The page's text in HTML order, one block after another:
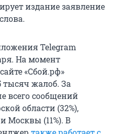
издание заявление
Telegram
На момент
«Сбой.рф»
тысяч жалоб. За
всего сообщений
области (32%),
Москвы (11%). В